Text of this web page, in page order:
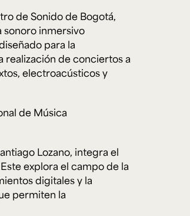
de Sonido de Bogotá,
sonoro inmersivo
para la
realización de conciertos a
electroacústicos y
de Música
Lozano, integra el
explora el campo de la
digitales y la
permiten la